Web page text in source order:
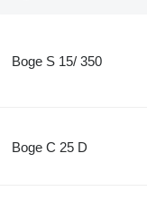
Boge S 15/ 350
Boge C 25 D